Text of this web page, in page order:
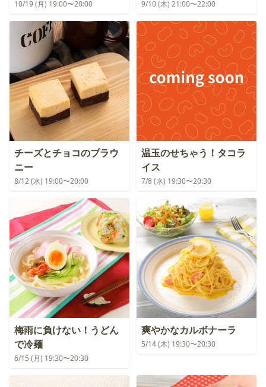
10/19 (月) 19:00〜20:00 9/10 (木) 21:00〜22:00
チーズとチョコのブラウ
ニー
8/12 (水) 19:00〜20:00
温玉のせちゃう！タコラ
イス
7/8 (水) 19:30〜20:30
梅雨に負けない！うどん
で冷麺
6/15 (月) 19:30〜20:30
爽やかなカルボナーラ
5/14 (木) 19:30〜20:30